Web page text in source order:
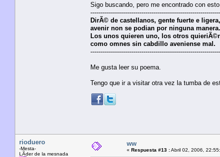
Sigo buscando, pero me encontrado con
DirÃ© de castellanos, gente fuerte e ligera,
avenir non se podian por ninguna manera.
Los unos quieren uno, los otros
como omnes sin cabdillo aveniense mal.
Me gusta leer su poema.
Tengo que ir a visitar otra vez la tumba de
rioduero
-Mesta-
LÃ­der de la mesnada
ww
« Respuesta #13 :Abril 02, 2006,